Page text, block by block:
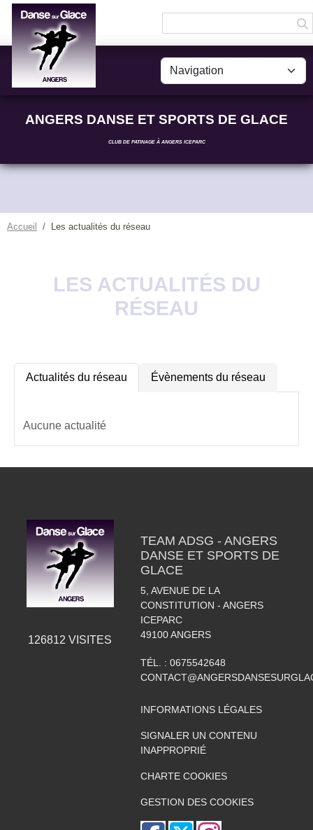
ANGERS DANSE ET SPORTS DE GLACE
CLUB DE PATINAGE À ANGERS ICEPARC
Accueil Les actualités du réseau
LES ACTUALITÉS DU
RÉSEAU
Actualités du réseau Évènements du réseau
Aucune actualité
126812 VISITES
TEAM ADSG - ANGERS
DANSE ET SPORTS DE
GLACE
5, AVENUE DE LA
CONSTITUTION - ANGERS
ICEPARC
49100 ANGERS
TÉL. : 0675542648
INFORMATIONS LÉGALES
SIGNALER UN CONTENU
INAPPROPRIÉ
CHARTE COOKIES
GESTION DES COOKIES
Panneau de gestion des cookies